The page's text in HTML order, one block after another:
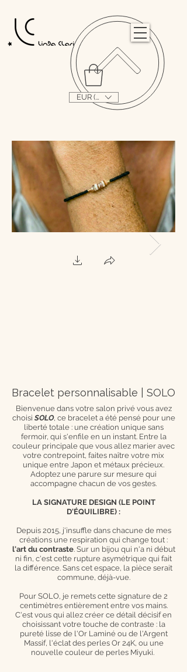
EUR (€)
Bracelet personnalisable | SOLO
Bienvenue dans votre salon privé vous avez
choisi SOLO, ce bracelet a été pensé pour une
liberté totale : une création unique sans
fermoir, qui s'enfile en un instant. Entre la
couleur principale que vous allez marier avec
votre contrepoint, faites naître votre mix
unique entre Japon et métaux précieux.
Adoptez une parure sur mesure qui
accompagne chacun de vos gestes.
LA SIGNATURE DESIGN (LE POINT
D'ÉQUILIBRE) :
Depuis 2015, j'insuffle dans chacune de mes
créations une respiration qui change tout :
l'art du contraste. Sur un bijou qui n'a ni début
ni fin, c'est cette rupture asymétrique qui fait
la différence. Sans cet espace, la pièce serait
commune, déjà-vue.
Pour SOLO, je remets cette signature de 2
centimètres entièrement entre vos mains.
C'est vous qui allez créer ce détail décisif en
choisissant votre touche de contraste : la
pureté lisse de l'Or Laminé ou de l'Argent
Massif, l'éclat des perles Or 24K, ou une
nouvelle couleur de perles Miyuki.